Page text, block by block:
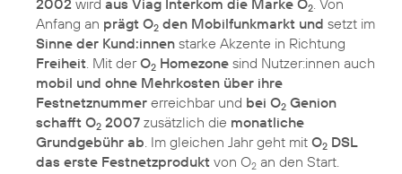
2002 wird aus Viag Interkom die Marke O2. Von
Anfang an prägt O2 den Mobilfunkmarkt und setzt im
Sinne der Kund:innen starke Akzente in Richtung
Freiheit. Mit derO2 Homezone sind Nutzer:innen auch
mobil und ohne Mehrkosten über ihre
Festnetznummer erreichbar und bei O2 Genion
schafft O2 2007 zusätzlich die monatliche
Grundgebühr ab. Im gleichen Jahr geht mit O2 DSL
das erste Festnetzprodukt von O2 an den Start.